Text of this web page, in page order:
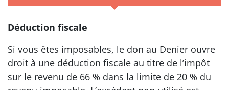
Déduction fiscale
Si vous êtes imposables, le don au Denier ouvre
droit à une déduction fiscale au titre de l’impôt
sur le revenu de 66 % dans la limite de 20 % du